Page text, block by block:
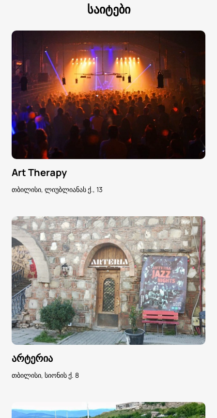
საიტები
Art Therapy
თბილისი, ლიუბლიანას ქ., 13
არტერია
თბილისი, სიონის ქ. 8